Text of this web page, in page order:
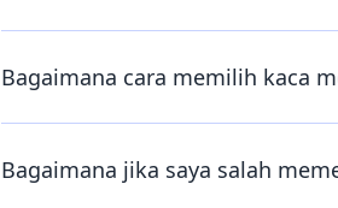
Bagaimana cara memilih kaca
Bagaimana jika saya salah